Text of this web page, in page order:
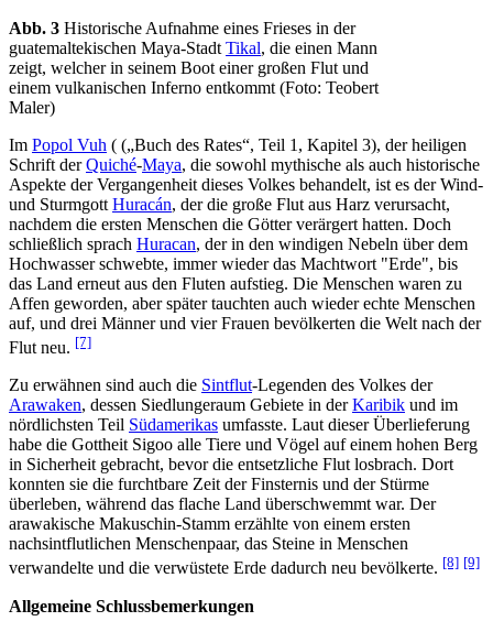
Abb. 3 Historische Aufnahme eines Frieses in der
guatemaltekischen Maya-Stadt Tikal, die einen Mann
zeigt, welcher in seinem Boot einer großen Flut und
einem vulkanischen Inferno entkommt (Foto: Teobert
Maler)
Im Popol Vuh ( („Buch des Rates“, Teil 1, Kapitel 3), der heiligen
Schrift derQuiché-Maya, die sowohl mythische als auch historische
Aspekte der Vergangenheit dieses Volkes behandelt, ist es der Wind-
und Sturmgott Huracán, der die große Flut aus Harz verursacht,
nachdem die ersten Menschen die Götter verärgert hatten. Doch
schließlich sprach Huracan, der in den windigen Nebeln über dem
Hochwasser schwebte, immer wieder das Machtwort "Erde", bis
das Land erneut aus den Fluten aufstieg. Die Menschen waren zu
Affen geworden, aber später tauchten auch wieder echte Menschen
auf, und drei Männer und vier Frauen bevölkerten die Welt nach der
Flut neu. [7]
Zu erwähnen sind auch die Sintflut-Legenden des Volkes der
Arawaken, dessen Siedlungeraum Gebiete in derKaribik und im
nördlichsten Teil Südamerikas umfasste. Laut dieser Überlieferung
habe die Gottheit Sigoo alle Tiere und Vögel auf einem hohen Berg
in Sicherheit gebracht, bevor die entsetzliche Flut losbrach. Dort
konnten sie die furchtbare Zeit der Finsternis und der Stürme
überleben, während das flache Land überschwemmt war. Der
arawakische Makuschin-Stamm erzählte von einem ersten
nachsintflutlichen Menschenpaar, das Steine in Menschen
verwandelte und die verwüstete Erde dadurch neu bevölkerte. [8] [9]
Allgemeine Schlussbemerkungen